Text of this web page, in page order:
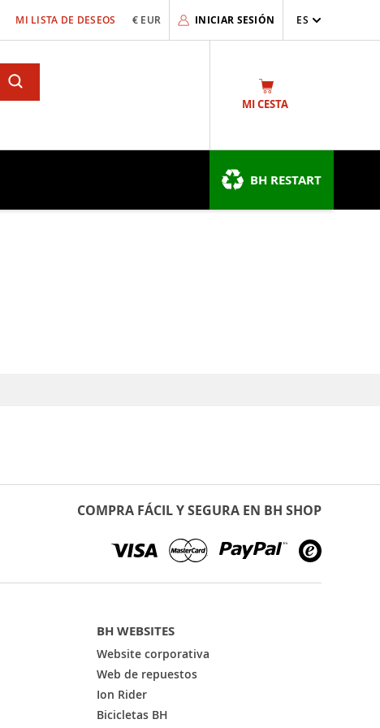
MI LISTA DE DESEOS € EUR INICIAR SESIÓN ES
MI CESTA
BH RESTART
COMPRA FÁCIL Y SEGURA EN BH SHOP
BH WEBSITES
Website corporativa
Web de repuestos
Ion Rider
Bicicletas BH